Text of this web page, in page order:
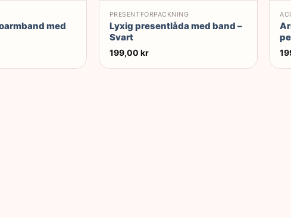
med
PRESENTFÖRPACKNING
Lyxig presentlåda med band –
Svart
199,00 kr